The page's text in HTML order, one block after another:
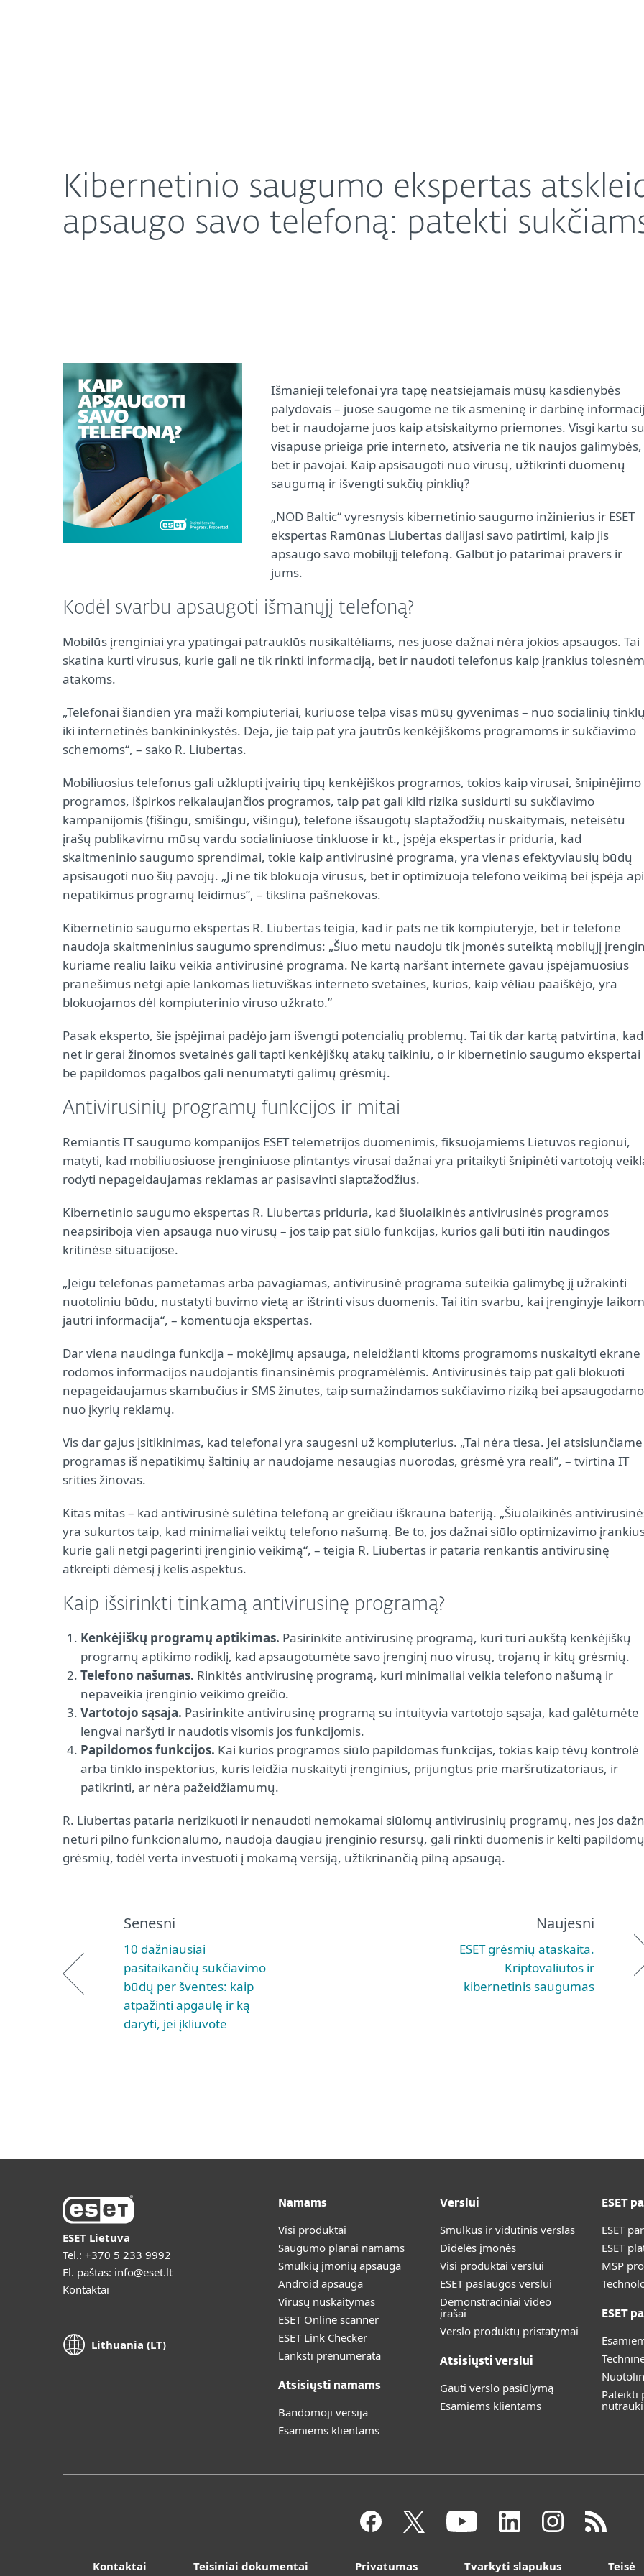
Kibernetinio saugumo ekspertas
apsaugo savo telefoną: patekti
Išmanieji telefonai yra tapę neatsiejamais mūsų kasdienybės
palydovais – juose saugome ne tik asmeninę ir darbinę
bet ir naudojame juos kaip atsiskaitymo priemones. Visgi kartu su
visapuse prieiga prie interneto, atsiveria ne tik naujos galimybės,
bet ir pavojai. Kaip apsisaugoti nuo virusų, užtikrinti duomenų
saugumą ir išvengti sukčių pinklių?
„NOD Baltic“ vyresnysis kibernetinio saugumo inžinierius ir ESET
ekspertas Ramūnas Liubertas dalijasi savo patirtimi, kaip jis
apsaugo savo mobilųjį telefoną. Galbūt jo patarimai pravers ir
jums.
Kodėl svarbu apsaugoti išmanųjį telefoną?
Mobilūs įrenginiai yra ypatingai patrauklūs nusikaltėliams, nes juose dažnai nėra jokios apsaugos. Tai
skatina kurti virusus, kurie gali ne tik rinkti informaciją, bet ir naudoti telefonus kaip įrankius
atakoms.
„Telefonai šiandien yra maži kompiuteriai, kuriuose telpa visas mūsų gyvenimas – nuo socialinių
iki internetinės bankininkystės. Deja, jie taip pat yra jautrūs kenkėjiškoms programoms ir sukčiavimo
schemoms“, – sako R. Liubertas.
Mobiliuosius telefonus gali užklupti įvairių tipų kenkėjiškos programos, tokios kaip virusai, šnipinėjimo
programos, išpirkos reikalaujančios programos, taip pat gali kilti rizika susidurti su sukčiavimo
kampanijomis (fišingu, smišingu, višingu), telefone išsaugotų slaptažodžių nuskaitymais, neteisėtu
įrašų publikavimu mūsų vardu socialiniuose tinkluose ir kt., įspėja ekspertas ir priduria, kad
skaitmeninio saugumo sprendimai, tokie kaip antivirusinė programa, yra vienas efektyviausių būdų
apsisaugoti nuo šių pavojų. „Ji ne tik blokuoja virusus, bet ir optimizuoja telefono veikimą bei įspėja
nepatikimus programų leidimus”, – tikslina pašnekovas.
Kibernetinio saugumo ekspertas R. Liubertas teigia, kad ir pats ne tik kompiuteryje, bet ir telefone
naudoja skaitmeninius saugumo sprendimus: „Šiuo metu naudoju tik įmonės suteiktą mobilųjį
kuriame realiu laiku veikia antivirusinė programa. Ne kartą naršant internete gavau įspėjamuosius
pranešimus netgi apie lankomas lietuviškas interneto svetaines, kurios, kaip vėliau paaiškėjo, yra
blokuojamos dėl kompiuterinio viruso užkrato.”
Pasak eksperto, šie įspėjimai padėjo jam išvengti potencialių problemų. Tai tik dar kartą patvirtina, kad
net ir gerai žinomos svetainės gali tapti kenkėjiškų atakų taikiniu, o ir kibernetinio saugumo ekspertai
be papildomos pagalbos gali nenumatyti galimų grėsmių.
Antivirusinių programų funkcijos ir mitai
Remiantis IT saugumo kompanijos ESET telemetrijos duomenimis, fiksuojamiems Lietuvos regionui,
matyti, kad mobiliuosiuose įrenginiuose plintantys virusai dažnai yra pritaikyti šnipinėti vartotojų
rodyti nepageidaujamas reklamas ar pasisavinti slaptažodžius.
Kibernetinio saugumo ekspertas R. Liubertas priduria, kad šiuolaikinės antivirusinės programos
neapsiriboja vien apsauga nuo virusų – jos taip pat siūlo funkcijas, kurios gali būti itin naudingos
kritinėse situacijose.
„Jeigu telefonas pametamas arba pavagiamas, antivirusinė programa suteikia galimybę jį užrakinti
nuotoliniu būdu, nustatyti buvimo vietą ar ištrinti visus duomenis. Tai itin svarbu, kai įrenginyje
jautri informacija“, – komentuoja ekspertas.
Dar viena naudinga funkcija – mokėjimų apsauga, neleidžianti kitoms programoms nuskaityti ekrane
rodomos informacijos naudojantis finansinėmis programėlėmis. Antivirusinės taip pat gali blokuoti
nepageidaujamus skambučius ir SMS žinutes, taip sumažindamos sukčiavimo riziką bei
nuo įkyrių reklamų.
Vis dar gajus įsitikinimas, kad telefonai yra saugesni už kompiuterius. „Tai nėra tiesa. Jei atsisiunčiame
programas iš nepatikimų šaltinių ar naudojame nesaugias nuorodas, grėsmė yra reali”, – tvirtina IT
srities žinovas.
Kitas mitas – kad antivirusinė sulėtina telefoną ar greičiau iškrauna bateriją. „Šiuolaikinės
yra sukurtos taip, kad minimaliai veiktų telefono našumą. Be to, jos dažnai siūlo optimizavimo
kurie gali netgi pagerinti įrenginio veikimą“, – teigia R. Liubertas ir pataria renkantis antivirusinę
atkreipti dėmesį į kelis aspektus.
Kaip išsirinkti tinkamą antivirusinę programą?
Kenkėjiškų programų aptikimas. Pasirinkite antivirusinę programą, kuri turi aukštą kenkėjiškų
programų aptikimo rodiklį, kad apsaugotumėte savo įrenginį nuo virusų, trojanų ir kitų grėsmių.
Telefono našumas. Rinkitės antivirusinę programą, kuri minimaliai veikia telefono našumą ir
nepaveikia įrenginio veikimo greičio.
Vartotojo sąsaja. Pasirinkite antivirusinę programą su intuityvia vartotojo sąsaja, kad galėtumėte
lengvai naršyti ir naudotis visomis jos funkcijomis.
Papildomos funkcijos. Kai kurios programos siūlo papildomas funkcijas, tokias kaip tėvų kontrolė
arba tinklo inspektorius, kuris leidžia nuskaityti įrenginius, prijungtus prie maršrutizatoriaus, ir
patikrinti, ar nėra pažeidžiamumų.
R. Liubertas pataria nerizikuoti ir nenaudoti nemokamai siūlomų antivirusinių programų, nes jos
neturi pilno funkcionalumo, naudoja daugiau įrenginio resursų, gali rinkti duomenis ir kelti papildomų
grėsmių, todėl verta investuoti į mokamą versiją, užtikrinančią pilną apsaugą.
Senesni
10 dažniausiai
pasitaikančių sukčiavimo
būdų per šventes: kaip
atpažinti apgaulę ir ką
daryti, jei įkliuvote
Naujesni
ESET grėsmių ataskaita.
Kriptovaliutos ir
kibernetinis saugumas
ESET Lietuva
Tel.: +370 5 233 9992
El. paštas: info@eset.lt
Kontaktai
Lithuania (LT)
Namams
Visi produktai
Saugumo planai namams
Smulkių įmonių apsauga
Android apsauga
Virusų nuskaitymas
ESET Online scanner
ESET Link Checker
Lanksti prenumerata
Atsisiųsti namams
Bandomoji versija
Esamiems klientams
Verslui
Smulkus ir vidutinis verslas
Didelės įmonės
Visi produktai verslui
ESET paslaugos verslui
Demonstraciniai video
įrašai
Verslo produktų pristatymai
Atsisiųsti verslui
Gauti verslo pasiūlymą
Esamiems klientams
ESET
ESET
ESET
MSP
ESET
Pateikti
Kontaktai Teisiniai dokumentai Privatumas Tvarkyti slapukus Teisė